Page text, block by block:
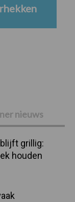
nieuws
grillig:
houden